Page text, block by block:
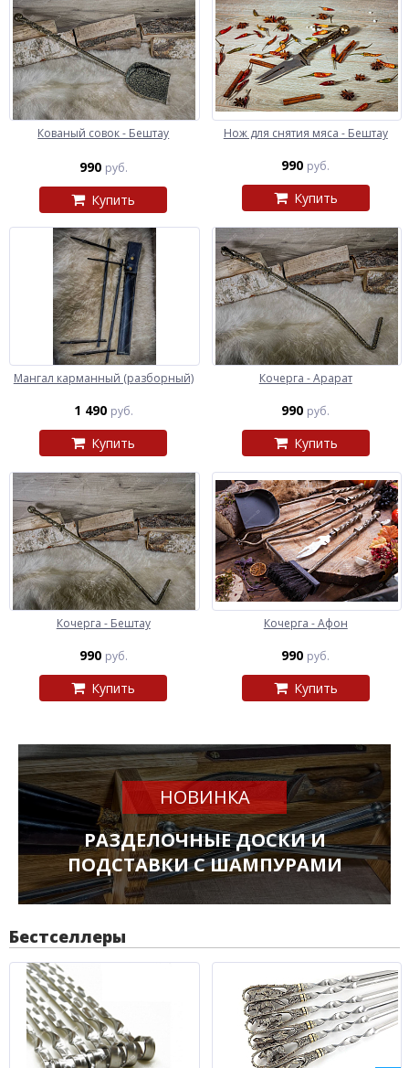
Кованый совок - Бештау
990 руб.
Купить
Нож для снятия мяса - Бештау
990 руб.
Купить
Мангал карманный (разборный)
1 490 руб.
Купить
Кочерга - Арарат
990 руб.
Купить
Кочерга - Бештау
990 руб.
Купить
Кочерга - Афон
990 руб.
Купить
НОВИНКА
РАЗДЕЛОЧНЫЕ ДОСКИ И
ПОДСТАВКИ С ШАМПУРАМИ
Бестселлеры